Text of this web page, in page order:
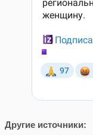
Другие источники: